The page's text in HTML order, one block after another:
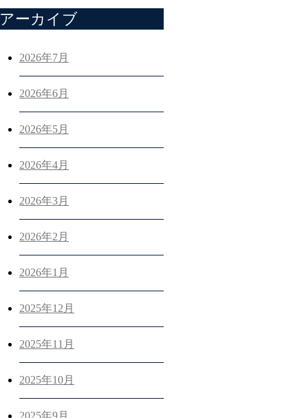
アーカイブ
2026年7月
2026年6月
2026年5月
2026年4月
2026年3月
2026年2月
2026年1月
2025年12月
2025年11月
2025年10月
2025年9月